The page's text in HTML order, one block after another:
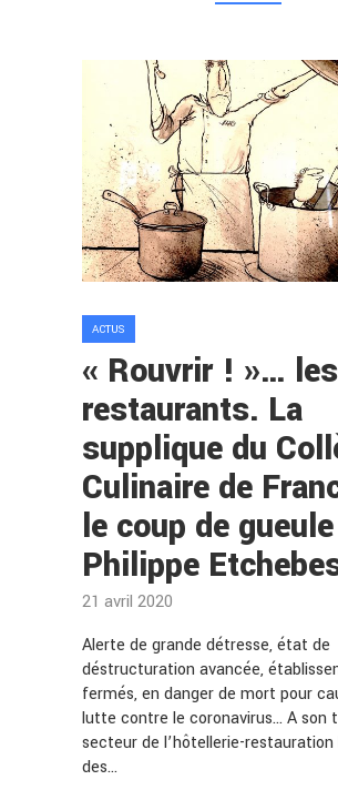
ACTUS
« Rouvrir ! »… les
restaurants. La
supplique du
Culinaire de
le coup de
Philippe
21 avril 2020
Alerte de grande détresse, état de
déstructuration avancée,
fermés, en danger de mort pour
lutte contre le coronavirus… A son
secteur de l’hôtellerie-restauration
des…